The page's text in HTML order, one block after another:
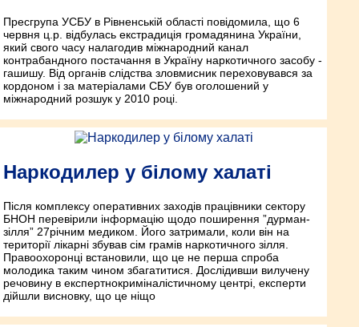
Прес­група УСБУ в Рівненській області повідомила, що 6
червня ц.р. відбулась екстрадиція громадянина України,
який свого часу налагодив міжнародний канал
контрабандного пос­тачання в Україну наркотичного засобу ­
гашишу. Від органів слідства зловмисник переховувався за
кордоном і за матеріалами СБУ був оголошений у
міжнародний розшук у 2010 році.
Наркодилер у білому халаті
Після комплексу оперативних заходів працівники сектору
БНОН перевірили інформацію щодо поширення ”дурман­
зілля” 27­річним медиком. Його затримали, коли він на
території лікарні збував сім грамів наркотичного зілля.
Правоохоронці встановили, що це не перша спроба
молодика таким чином збагатитися. Дослідивши вилучену
речовину в експертно­криміналістичному центрі, експерти
дійшли висновку, що це ніщо